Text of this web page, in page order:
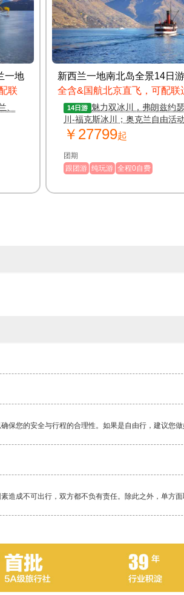
一地
联
、
新西兰一地南北岛全景14日游
全含&国航北京直飞，可配联
14日游 魅力双冰川，弗朗兹约
川-福克斯冰川；奥克兰自由活
西兰第一大城市，无论逛逛街
美食美景都能令您流连忘返！
￥27799起
团期
跟团游 纯玩游 全程0自费
您的安全与行程的合理性。如果是自由行，建议您
成不可出行，双方都不负有责任。除此之外，单方